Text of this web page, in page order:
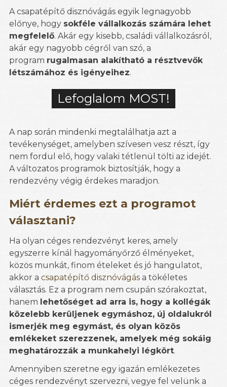
A csapatépítő disznóvágás egyik legnagyobb
előnye, hogy sokféle vállalkozás számára lehet
megfelelő. Akár egy kisebb, családi vállalkozásról,
akár egy nagyobb cégről van szó, a
program rugalmasan alakítható a résztvevők
létszámához és igényeihez.
Lefoglalom MOST!
A nap során mindenki megtalálhatja azt a
tevékenységet, amelyben szívesen vesz részt, így
nem fordul elő, hogy valaki tétlenül tölti az idejét.
A változatos programok biztosítják, hogy a
rendezvény végig érdekes maradjon.
Miért érdemes ezt a programot
választani?
Ha olyan céges rendezvényt keres, amely
egyszerre kínál hagyományőrző élményeket,
közös munkát, finom ételeket és jó hangulatot,
akkor a csapatépítő disznóvágás a tökéletes
választás. Ez a program nem csupán szórakoztat,
hanem lehetőséget ad arra is, hogy a kollégák
közelebb kerüljenek egymáshoz, új oldalukról
ismerjék meg egymást, és olyan közös
emlékeket szerezzenek, amelyek még sokáig
meghatározzák a munkahelyi légkört.
Amennyiben szeretne egy igazán emlékezetes
céges rendezvényt szervezni, vegye fel velünk a